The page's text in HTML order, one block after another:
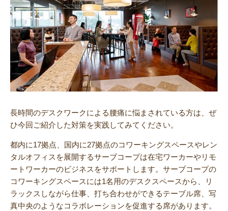
長時間のデスクワークによる腰痛に悩まされている方は、ぜ
ひ今回ご紹介した対策を実践してみてください。
都内に17拠点、国内に27拠点のコワーキングスペースやレン
タルオフィスを展開するサーブコープは在宅ワーカーやリモ
ートワーカーのビジネスをサポートします。サーブコープの
コワーキングスペースには1名用のデスクスペースから、リ
ラックスしながら仕事、打ち合わせができるテーブル席、写
真中央のようなコラボレーションを促進する席があります。